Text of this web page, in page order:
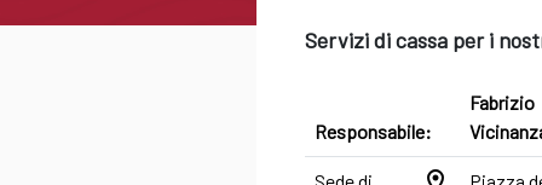
Servizi di cassa per i
Responsabile:
Fabrizio